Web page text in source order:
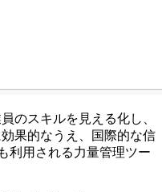
のスキルを見える化し、
果的なうえ、国際的な信
利用される力量管理ツー